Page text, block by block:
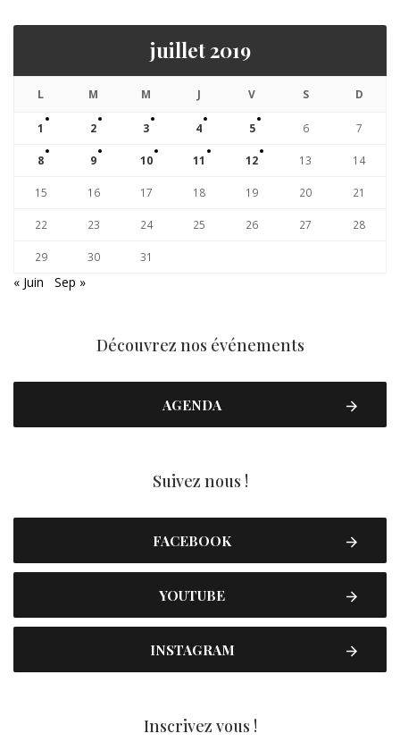
juillet 2019
L M M J V S D
1 2 3 4 5 6 7
8 9 10 11 12 13 14
15 16 17 18 19 20 21
22 23 24 25 26 27 28
29 30 31
« Juin Sep »
Découvrez nos événements
AGENDA
Suivez nous !
FACEBOOK
YOUTUBE
INSTAGRAM
Inscrivez vous !